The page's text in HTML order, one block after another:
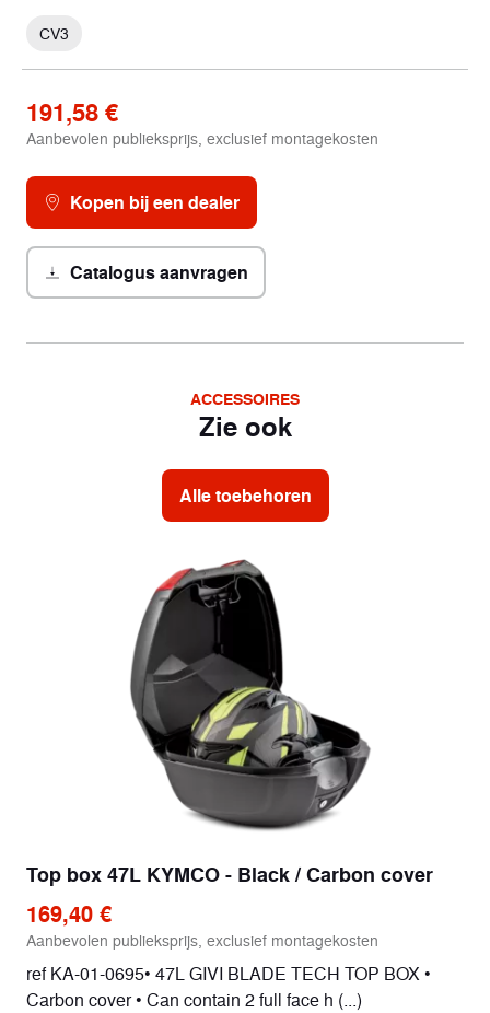
CV3
191,58 €
Aanbevolen publieksprijs, exclusief montagekosten
Kopen bij een dealer
Catalogus aanvragen
ACCESSOIRES
Zie ook
Alle toebehoren
Top box 47L KYMCO - Black / Carbon cover
169,40 €
Aanbevolen publieksprijs, exclusief montagekosten
ref KA-01-0695• 47L GIVI BLADE TECH TOP BOX •
Carbon cover • Can contain 2 full face h (...)